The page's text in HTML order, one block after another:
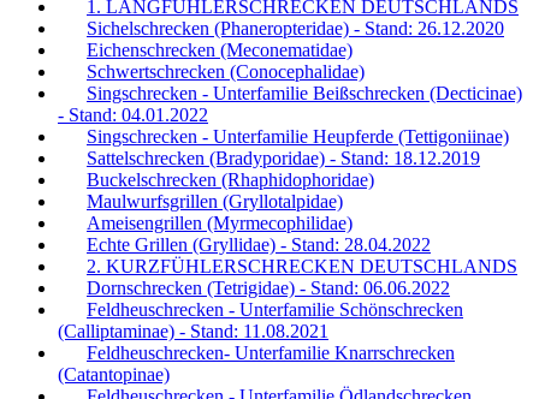
1. LANGFÜHLERSCHRECKEN DEUTSCHLANDS
Sichelschrecken (Phaneropteridae) - Stand: 26.12.2020
Eichenschrecken (Meconematidae)
Schwertschrecken (Conocephalidae)
Singschrecken - Unterfamilie Beißschrecken (Decticinae)
- Stand: 04.01.2022
Singschrecken - Unterfamilie Heupferde (Tettigoniinae)
Sattelschrecken (Bradyporidae) - Stand: 18.12.2019
Buckelschrecken (Rhaphidophoridae)
Maulwurfsgrillen (Gryllotalpidae)
Ameisengrillen (Myrmecophilidae)
Echte Grillen (Gryllidae) - Stand: 28.04.2022
2. KURZFÜHLERSCHRECKEN DEUTSCHLANDS
Dornschrecken (Tetrigidae) - Stand: 06.06.2022
Feldheuschrecken - Unterfamilie Schönschrecken
(Calliptaminae) - Stand: 11.08.2021
Feldheuschrecken- Unterfamilie Knarrschrecken
(Catantopinae)